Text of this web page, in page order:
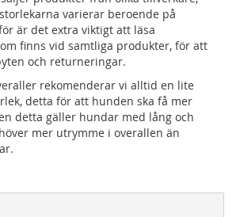
varierar beroende på
är det extra viktigt att läsa
finns vid samtliga produkter, för att
och returneringar.
rekomenderar vi alltid en lite
detta för att hunden ska få mer
detta gäller hundar med lång och
mer utrymme i overallen än